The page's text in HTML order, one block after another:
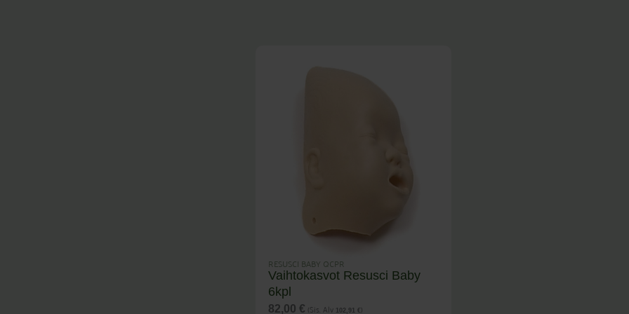
RESUSCI BABY QCPR
Vaihtokasvot Resusci Baby
6kpl
82,00€ (Sis. Alv 102,91 € )